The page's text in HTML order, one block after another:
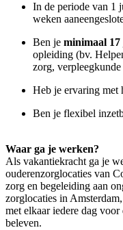
In de periode van 1
weken
Ben je minimaal
opleiding (bv.
zorg,
Heb je ervaring met
Ben je flexibel
Waar ga je werken?
Als vakantiekracht ga je
ouderenzorglocaties van
zorg en begeleiding aan
zorglocaties in
met elkaar iedere dag
beleven.